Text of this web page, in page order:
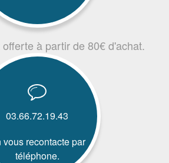
à partir de 80€ d'achat.
03.66.72.19.43
vous recontacte par
téléphone.